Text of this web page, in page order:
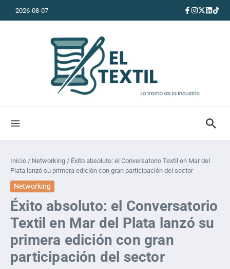
2026-08-07
Inicio / Networking / Éxito absoluto: el Conversatorio Textil en Mar del
Plata lanzó su primera edición con gran participación del sector
Networking
Éxito absoluto: el Conversatorio
Textil en Mar del Plata lanzó su
primera edición con gran
participación del sector